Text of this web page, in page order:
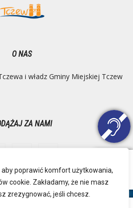
poprawić komfort użytkowania,
cookie. Zakładamy, że nie masz
zrezygnować, jeśli chcesz.
O NAS
i władz Gminy Miejskiej Tczew
ZA NAMI
Inspektor Danych Osobowych
Deklaracja dostępności